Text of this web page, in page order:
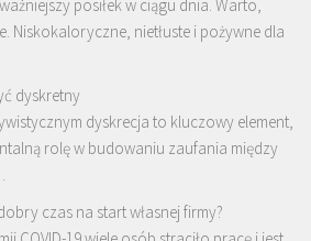
posiłek w ciągu dnia. Warto,
Niskokaloryczne, nietłuste i pożywne dla
dyskretny
dyskrecja to kluczowy element,
rolę w budowaniu zaufania między
czas na start własnej firmy?